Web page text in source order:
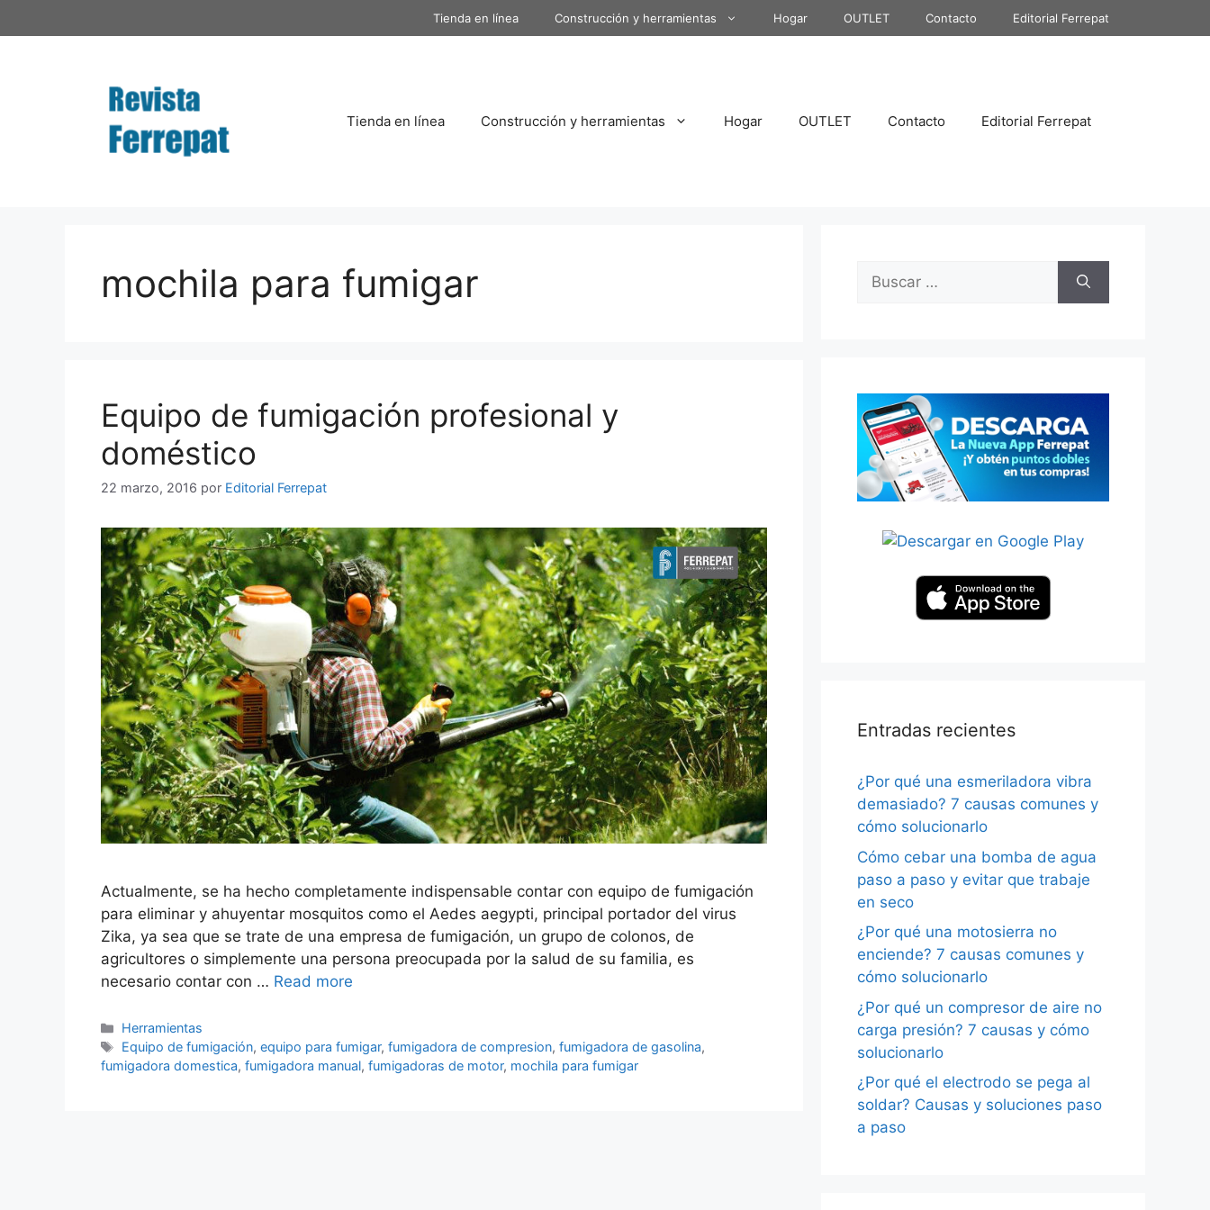
al
Tienda en línea Construcción y herramientas Hogar OUTLET Contacto Editorial Ferrepat
Tienda en línea Construcción y herramientas Hogar OUTLET Contacto Editorial Ferrepat
mochila para fumigar
Equipo de fumigación profesional y
doméstico
22 marzo, 2016 por Editorial Ferrepat
Actualmente, se ha hecho completamente indispensable contar con equipo de fumigación
para eliminar y ahuyentar mosquitos como el Aedes aegypti, principal portador del virus
Zika, ya sea que se trate de una empresa de fumigación, un grupo de colonos, de
agricultores o simplemente una persona preocupada por la salud de su familia, es
necesario contar con … Read more
Categorías
Herramientas
Etiquetas
Equipo de fumigación,equipo para fumigar,fumigadora de compresion,fumigadora de gasolina,
fumigadora domestica, fumigadora manual, fumigadoras de motor, mochila para fumigar
Buscar:
Entradas recientes
¿Por qué una esmeriladora vibra
demasiado? 7 causas comunes y
cómo solucionarlo
Cómo cebar una bomba de agua
paso a paso y evitar que trabaje
en seco
¿Por qué una motosierra no
enciende? 7 causas comunes y
cómo solucionarlo
¿Por qué un compresor de aire no
carga presión? 7 causas y cómo
solucionarlo
¿Por qué el electrodo se pega al
soldar? Causas y soluciones paso
a paso